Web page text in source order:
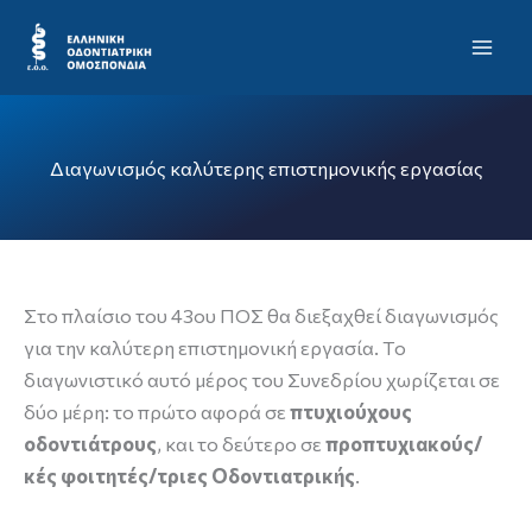
Διαγωνισμός καλύτερης επιστημονικής εργασίας
Στο πλαίσιο του 43ου ΠΟΣ θα διεξαχθεί διαγωνισμός
για την καλύτερη επιστημονική εργασία. Το
διαγωνιστικό αυτό μέρος του Συνεδρίου χωρίζεται σε
δύο μέρη: το πρώτο αφορά σε πτυχιούχους
οδοντιάτρους, και το δεύτερο σε προπτυχιακούς/
κές φοιτητές/τριες Οδοντιατρικής.